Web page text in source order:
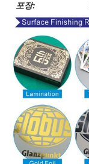
포장: